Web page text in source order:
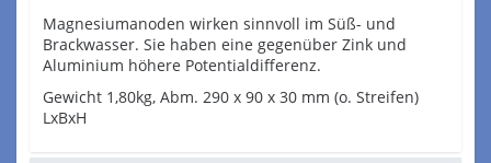
Magnesiumanoden wirken sinnvoll im Süß- und
Brackwasser. Sie haben eine gegenüber Zink und
Aluminium höhere Potentialdifferenz.
Gewicht 1,80kg, Abm. 290 x 90 x 30 mm (o. Streifen)
LxBxH